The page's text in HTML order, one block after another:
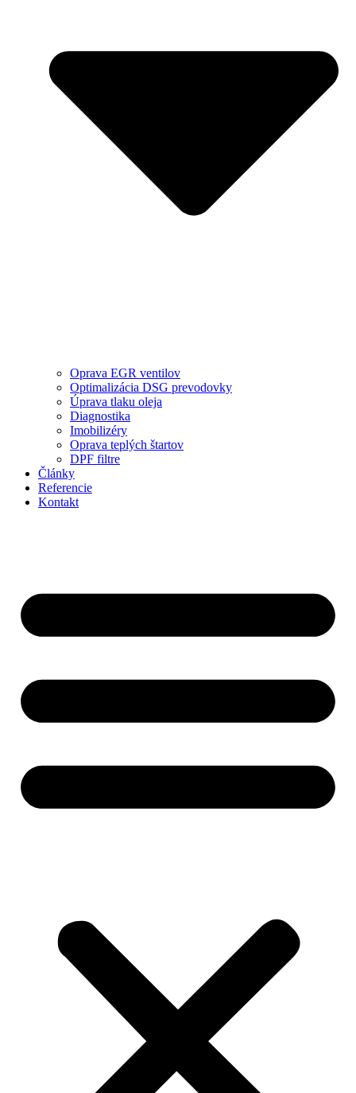
Oprava EGR ventilov
Optimalizácia DSG prevodovky
Úprava tlaku oleja
Diagnostika
Imobilizéry
Oprava teplých štartov
DPF filtre
Články
Referencie
Kontakt